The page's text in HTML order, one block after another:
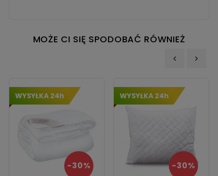
MOŻE CI SIĘ SPODOBAĆ RÓWNIEŻ
WYSYŁKA 24h
-30%
WYSYŁKA 24h
-30%